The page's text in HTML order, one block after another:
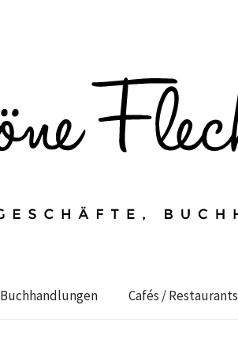
Buchhandlungen Cafés / Restaurants